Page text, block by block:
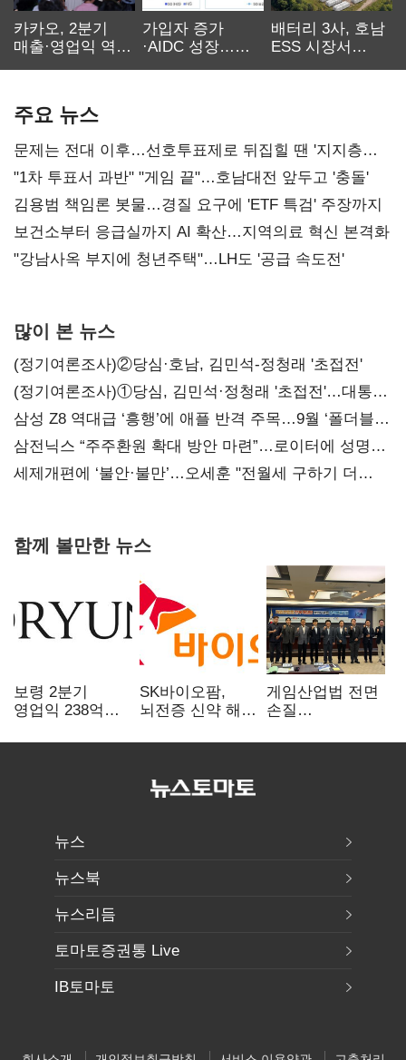
카카오, 2분기
매출·영업익 역대
가입자 증가
·AIDC 성장…
배터리 3사, 호남
ESS 시장서
주요 뉴스
문제는 전대 이후…선호투표제로 뒤집힐 땐 '지지층
불복'
"1차 투표서 과반" "게임 끝"…호남대전 앞두고 '충돌'
김용범 책임론 봇물…경질 요구에 'ETF 특검' 주장까지
보건소부터 응급실까지 AI 확산…지역의료 혁신 본격화
"강남사옥 부지에 청년주택"…LH도 '공급 속도전'
많이 본 뉴스
(정기여론조사)②당심·호남, 김민석-정청래 '초접전'
(정기여론조사)①당심, 김민석·정청래 '초접전'…대통령
지지도 '50% 아래로'(종합)
삼성 Z8 역대급 ‘흥행’에 애플 반격 주목…9월 ‘폴더블
대전’
삼전닉스 “주주환원 확대 방안 마련”…로이터에 성명
보내
세제개편에 ‘불안·불만’…오세훈 "전월세 구하기 더
함께 볼만한 뉴스
보령 2분기
영업익 238억…
SK바이오팜,
뇌전증 신약 해외
차세대 신약 개발
게임산업법 전면
손질
규제 걷고
뉴스
뉴스북
뉴스리듬
토마토증권통 Live
IB토마토